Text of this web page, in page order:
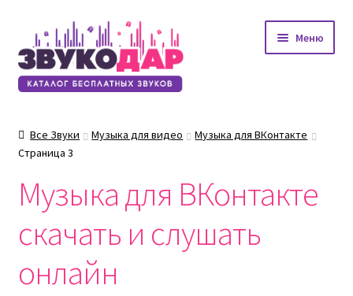
Перейти
к
навигации
Перейти
к
содержимому
Меню
Все Звуки Музыка для видео
Музыка для ВКонтакте
Страница 3
Музыка для ВКонтакте
скачать и слушать
онлайн